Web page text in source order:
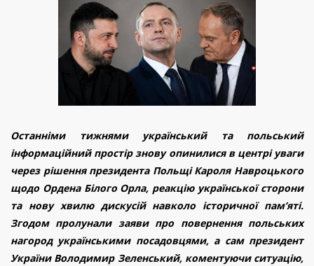
Останніми тижнями український та польський
інформаційний простір знову опинилися в центрі уваги
через рішення президента Польщі Кароля Навроцького
щодо Ордена Білого Орла, реакцію української сторони
та нову хвилю дискусій навколо історичної пам’яті.
Згодом пролунали заяви про повернення польських
нагород українськими посадовцями, а сам президент
України Володимир Зеленський, коментуючи ситуацію,